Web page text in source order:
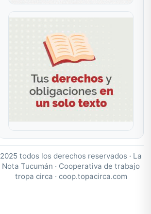
2025 todos los derechos reservados · La
Nota Tucumán · Cooperativa de trabajo
tropa circa · coop.topacirca.com